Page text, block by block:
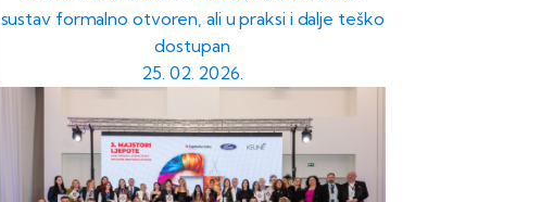
sustav formalno otvoren, ali u praksi i dalje teško
dostupan
25. 02. 2026.